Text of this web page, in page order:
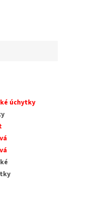
úchytky